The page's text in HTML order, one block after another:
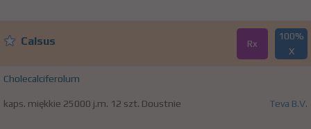
Calsus Rx
100%
X
Cholecalciferolum
kaps. miękkie 25000 j.m. 12 szt. Doustnie Teva B.V.